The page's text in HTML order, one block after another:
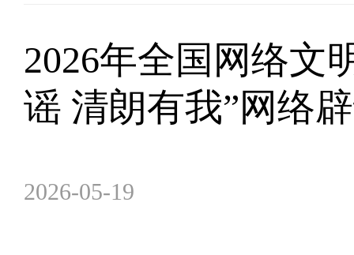
2026年全国网络文
谣 清朗有我”网络
2026-05-19